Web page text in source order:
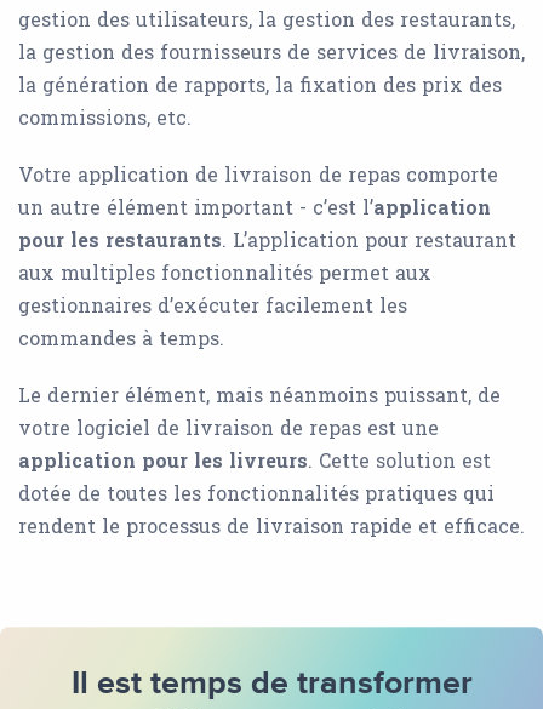
gestion des utilisateurs, la gestion des restaurants,
la gestion des fournisseurs de services de livraison,
la génération de rapports, la fixation des prix des
commissions, etc.
Votre application de livraison de repas comporte
un autre élément important - c’est l’application
pour les restaurants. L’application pour restaurant
aux multiples fonctionnalités permet aux
gestionnaires d’exécuter facilement les
commandes à temps.
Le dernier élément, mais néanmoins puissant, de
votre logiciel de livraison de repas est une
application pour les livreurs. Cette solution est
dotée de toutes les fonctionnalités pratiques qui
rendent le processus de livraison rapide et efficace.
Il est temps de transformer